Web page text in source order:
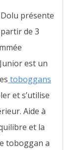
présente
de 3
est un
toboggans
et s’utilise
Aide à
et la
toboggan a